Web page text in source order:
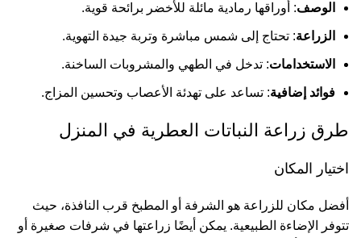
الوصف: أوراقها رمادية مائلة للأخضر برائحة قوية.
الزراعة: تحتاج إلى شمس مباشرة وتربة جيدة التهوية.
الاستخدامات: تدخل في الطهي والمشروبات الساخنة.
فوائد إضافية: تساعد على تهدئة الأعصاب وتحسين المزاج.
طرق زراعة النباتات العطرية في المنزل
اختيار المكان
أفضل مكان للزراعة هو الشرفة أو المطبخ قرب النافذة، حيث
تتوفر الإضاءة الطبيعية. يمكن أيضًا زراعتها في شرفات صغيرة أو